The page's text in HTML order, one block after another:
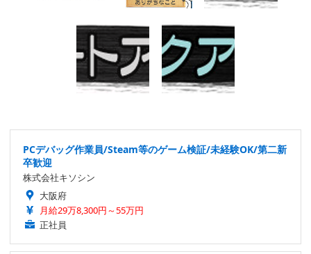
PCデバッグ作業員/Steam等のゲーム検証/未経験OK/第二新
卒歓迎
株式会社キソシン
大阪府
月給29万8,300円～55万円
正社員